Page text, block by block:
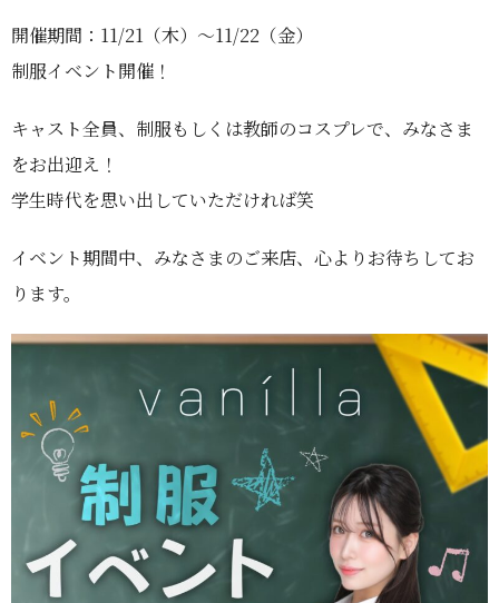
開催期間：11/21（木）〜11/22（金）
制服イベント開催！
キャスト全員、制服もしくは教師のコスプレで、みなさま
をお出迎え！
学生時代を思い出していただければ笑
イベント期間中、みなさまのご来店、心よりお待ちしてお
ります。